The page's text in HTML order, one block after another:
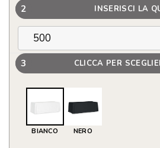
2 INSERISCI LA
3 CLICCA PER
BIANCO NERO